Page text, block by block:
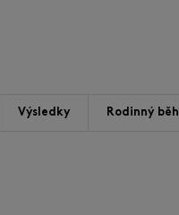
Výsledky Rodinný běh